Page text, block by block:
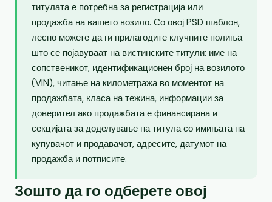
титулата е потребна за регистрација или
продажба на вашето возило. Со овој PSD шаблон,
лесно можете да ги прилагодите клучните полиња
што се појавуваат на вистинските титули: име на
сопственикот, идентификационен број на возилото
(VIN), читање на километража во моментот на
продажбата, класа на тежина, информации за
доверител ако продажбата е финансирана и
секцијата за доделување на титула со имињата на
купувачот и продавачот, адресите, датумот на
продажба и потписите.
Зошто да го одберете овој